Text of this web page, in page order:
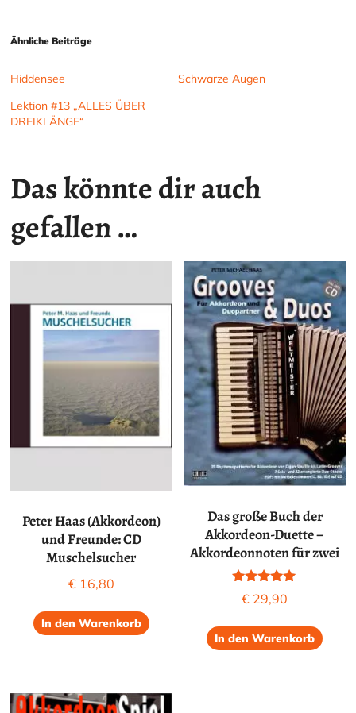
Ähnliche Beiträge
Hiddensee
Schwarze Augen
Lektion #13 „ALLES ÜBER
DREIKLÄNGE“
Das könnte dir auch
gefallen …
Peter Haas (Akkordeon)
und Freunde: CD
Muschelsucher
€16,80
In den Warenkorb
Das große Buch der
Akkordeon-Duette –
Akkordeonnoten für zwei
Bewertet mit
5.00
€ 29,90
In den Warenkorb